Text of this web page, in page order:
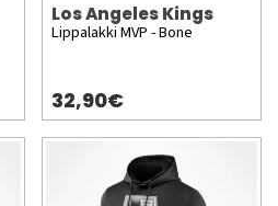
Los Angeles Kings
Lippalakki MVP - Bone
32,90€